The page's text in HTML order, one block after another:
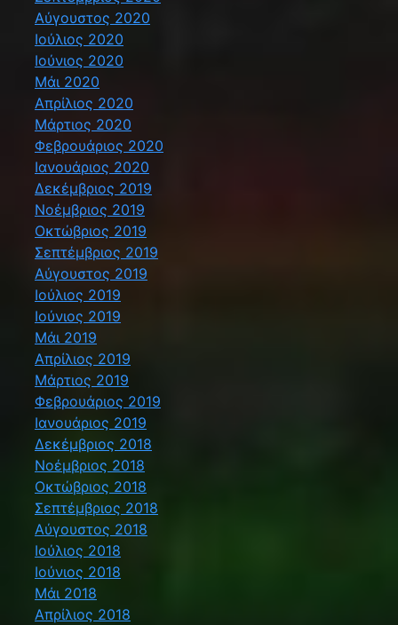
Αύγουστος 2020
Ιούλιος 2020
Ιούνιος 2020
Μάι 2020
Απρίλιος 2020
Μάρτιος 2020
Φεβρουάριος 2020
Ιανουάριος 2020
Δεκέμβριος 2019
Νοέμβριος 2019
Οκτώβριος 2019
Σεπτέμβριος 2019
Αύγουστος 2019
Ιούλιος 2019
Ιούνιος 2019
Μάι 2019
Απρίλιος 2019
Μάρτιος 2019
Φεβρουάριος 2019
Ιανουάριος 2019
Δεκέμβριος 2018
Νοέμβριος 2018
Οκτώβριος 2018
Σεπτέμβριος 2018
Αύγουστος 2018
Ιούλιος 2018
Ιούνιος 2018
Μάι 2018
Απρίλιος 2018